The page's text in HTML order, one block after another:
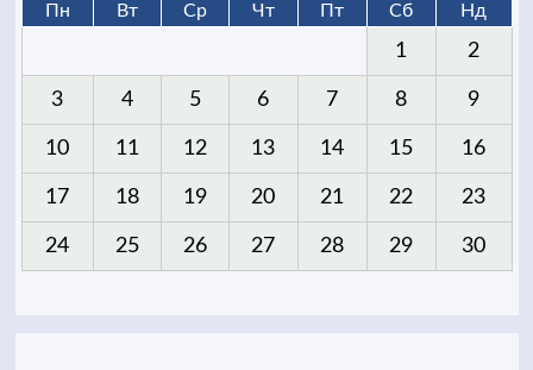
Пн Вт Ср Чт Пт Сб Нд
1 2
3 4 5 6 7 8 9
10 11 12 13 14 15 16
17 18 19 20 21 22 23
24 25 26 27 28 29 30